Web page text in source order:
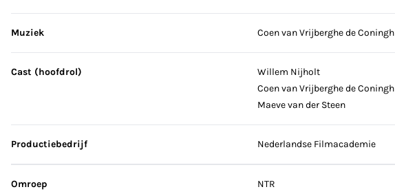
Muziek Coen van Vrijberghe de Coningh
Cast (hoofdrol)
Willem Nijholt
Coen van Vrijberghe de Coningh
Maeve van der Steen
Productiebedrijf Nederlandse Filmacademie
Omroep NTR